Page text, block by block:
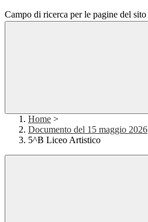
Campo di ricerca per le pagine del sito
Home >
Documento del 15 maggio 2026
5^B Liceo Artistico